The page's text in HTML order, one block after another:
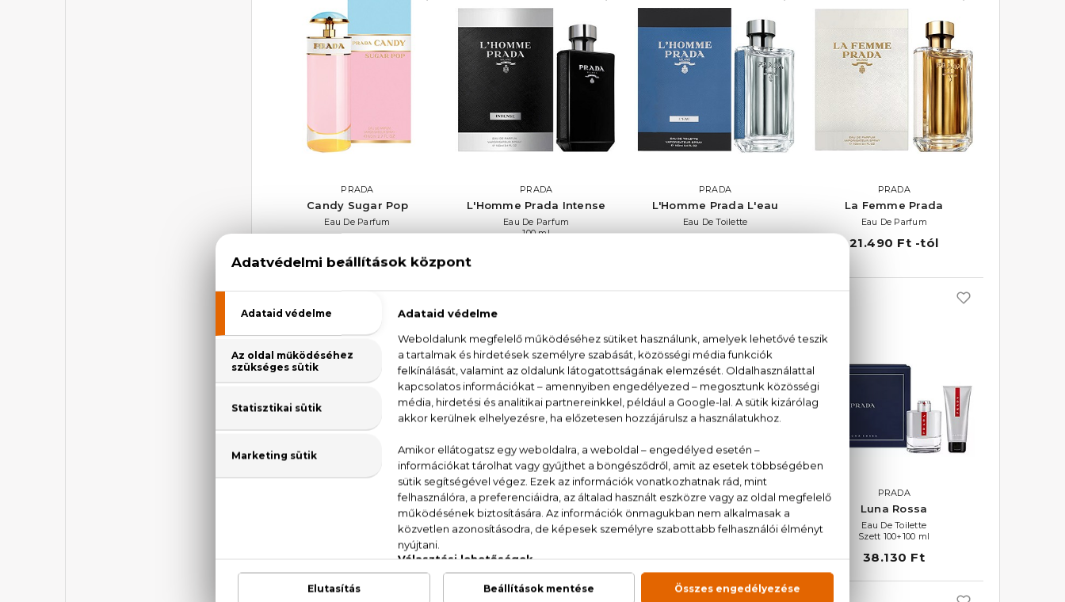
PRADA
Candy Sugar Pop
Eau De Parfum
PRADA
L'Homme Prada Intense
Eau De Parfum
100 ml
PRADA
L'Homme Prada L'eau
Eau De Toilette
PRADA
La Femme Prada
Eau De Parfum
21.490 Ft -tól
La Femme Prada Intense
23.240 Ft -tól
PRADA
La Femme Prada L'Eau
Eau De Toilette
Luna Rossa
Eau De Toilette
Szett 100+10+100 ml
PRADA
Luna Rossa
Eau De Toilette
Szett 100+100 ml
38.130 Ft